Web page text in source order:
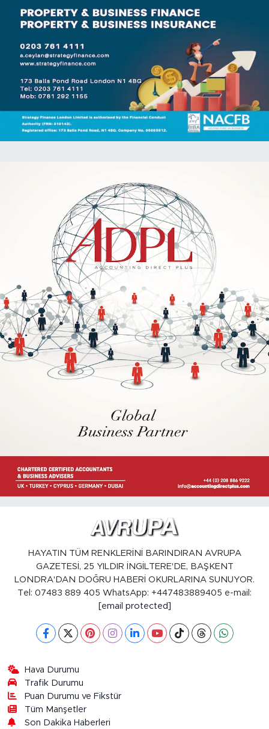
HAYATIN TÜM RENKLERİNİ BARINDIRAN AVRUPA
GAZETESİ, 25 YILDIR İNGİLTERE'DE, BAŞKENT
LONDRA'DAN DOĞRU HABERİ OKURLARINA SUNUYOR.
Tel: 07483 889 405 WhatsApp: +447483889405 e-mail:
[email protected]
Hava Durumu
Trafik Durumu
Puan Durumu ve Fikstür
Tüm Manşetler
Son Dakika Haberleri